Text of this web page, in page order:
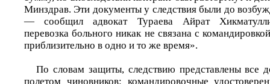
Минздрав. Эти документы у следствия были до
— сообщил адвокат Тураева Айрат
перевозка больного никак не связана с
приблизительно в одно и то же время».
По словам защиты, следствию представлены все
полетом чиновников: командировочные